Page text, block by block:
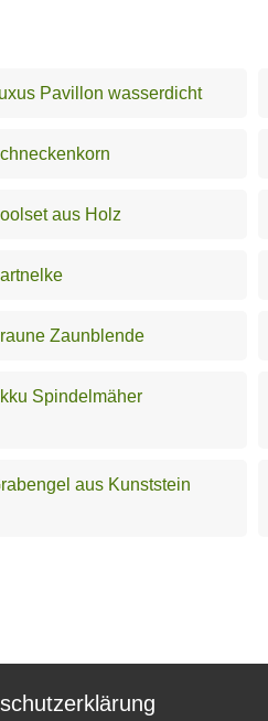
Pavillon wasserdicht
aus Holz
Zaunblende
Spindelmäher
aus Kunststein